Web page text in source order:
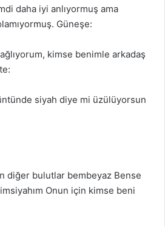
daha iyi anlıyormuş ama
Güneşe:
kimse benimle arkadaş
siyah diye mi üzülüyorsun
diğer bulutlar bembeyaz Bense
Onun için kimse beni